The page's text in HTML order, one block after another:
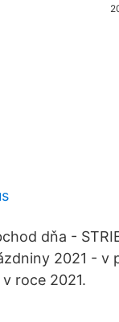
dňa -
2021 - v
roce 2021.